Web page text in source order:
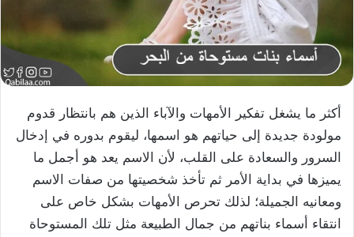
أكثر ما يشغل تفكير الأمهات والآباء الذين هم بانتظار قدوم
مولودة جديدة إلى حياتهم هو اسمها، ليقوم بدوره في إدخال
السرور والسعادة على القلب، لأن الاسم يعد هو أجمل ما
يميزها في بداية الأمر ثم تأخذ شخصيتها من صفات الاسم
ومعانيه الجميلة؛ لذلك تحرص الأمهات بشكل خاص على
انتقاء أسماء بناتهم من جمال الطبيعة مثل تلك المستوحاة